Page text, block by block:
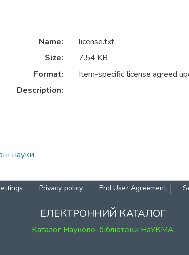
Name:
license.txt
Size:
7.54 KB
Format:
Item-specific license agreed
Description:
науки
Privacy policy End User Agreement
ЕЛЕКТРОННИЙ КАТАЛОГ
Каталог Наукової бібліотеки НаУКМА